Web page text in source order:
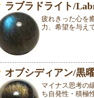
ラブラドライト/
疲れきった心を
力、希望を与え
オブシディアン/黒
マイナス思考の
ち自発性・積極